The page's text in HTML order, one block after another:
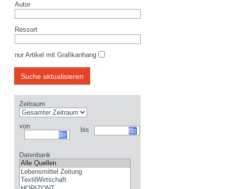
Autor
Ressort
nur Artikel mit Grafikanhang
Zeitraum
von bis
Datenbank